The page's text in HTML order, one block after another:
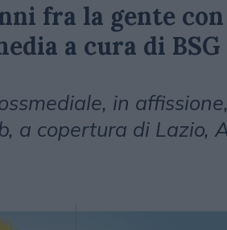
fra la gente
a cura di BSG
in
a copertura di Lazio,